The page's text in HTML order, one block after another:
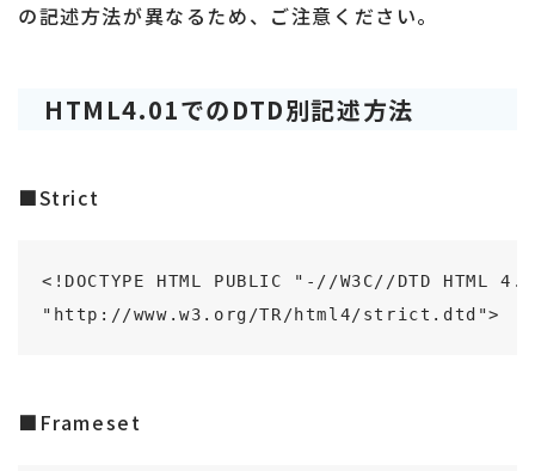
の記述方法が異なるため、ご注意ください。
HTML4.01でのDTD別記述方法
■Strict
<!DOCTYPE HTML PUBLIC "-//W3C//DTD HTML
"http://www.w3.org/TR/html4/strict.dtd">
■Frameset